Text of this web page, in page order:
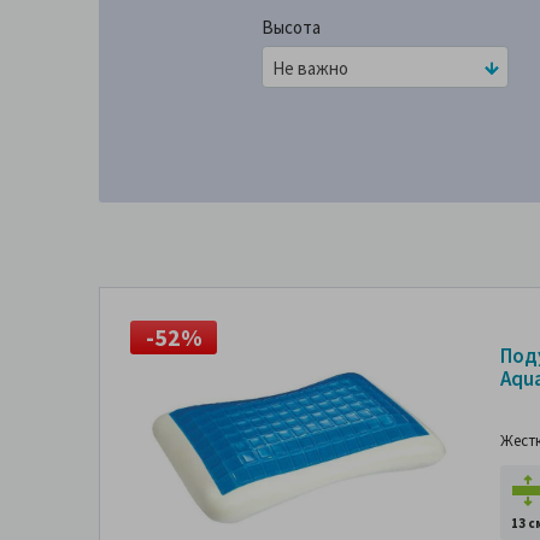
Высота
Не важно
-52%
13